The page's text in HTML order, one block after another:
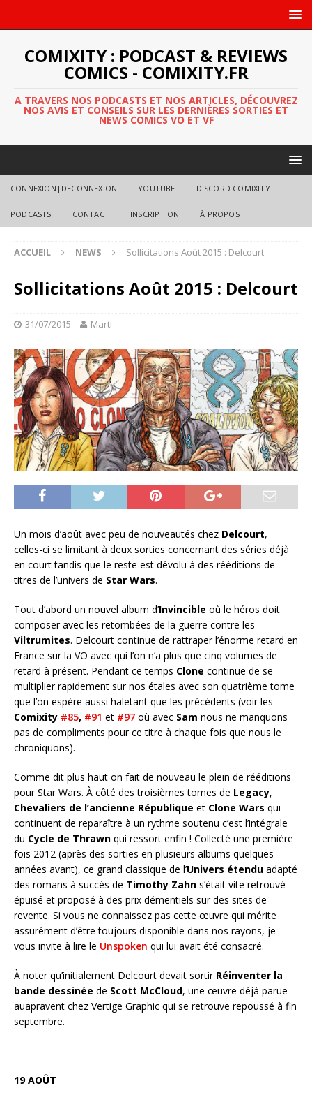
COMIXITY : PODCAST & REVIEWS
COMICS - COMIXITY.FR
A TRAVERS NOS PODCASTS ET NOS ARTICLES, DÉCOUVREZ
NOS AVIS ET CONSEILS SUR LES DERNIÈRES SORTIES ET
NEWS COMICS VO ET VF
CONNEXION|DECONNEXION YOUTUBE DISCORD COMIXITY
PODCASTS CONTACT INSCRIPTION À PROPOS
ACCUEIL NEWS Sollicitations Août 2015 : Delcourt
Sollicitations Août 2015 : Delcourt
31/07/2015 Marti
Un mois d’août avec peu de nouveautés chez Delcourt,
celles-ci se limitant à deux sorties concernant des séries déjà
en court tandis que le reste est dévolu à des rééditions de
titres de l’univers de Star Wars.
Tout d’abord un nouvel album d’Invincible où le héros doit
composer avec les retombées de la guerre contre les
Viltrumites. Delcourt continue de rattraper l’énorme retard en
France sur la VO avec qui l’on n’a plus que cinq volumes de
retard à présent. Pendant ce temps Clone continue de se
multiplier rapidement sur nos étales avec son quatrième tome
que l’on espère aussi haletant que les précédents (voir les
Comixity #85, #91 et #97 où avec Sam nous ne manquons
pas de compliments pour ce titre à chaque fois que nous le
chroniquons).
Comme dit plus haut on fait de nouveau le plein de rééditions
pour Star Wars. À côté des troisièmes tomes de Legacy,
Chevaliers de l’ancienne République et Clone Wars qui
continuent de reparaître à un rythme soutenu c’est l’intégrale
du Cycle de Thrawn qui ressort enfin ! Collecté une première
fois 2012 (après des sorties en plusieurs albums quelques
années avant), ce grand classique de l’Univers étendu adapté
des romans à succès de Timothy Zahn s’était vite retrouvé
épuisé et proposé à des prix démentiels sur des sites de
revente. Si vous ne connaissez pas cette œuvre qui mérite
assurément d’être toujours disponible dans nos rayons, je
vous invite à lire le Unspoken qui lui avait été consacré.
À noter qu’initialement Delcourt devait sortir Réinventer la
bande dessinée de Scott McCloud, une œuvre déjà parue
auapravent chez Vertige Graphic qui se retrouve repoussé à fin
septembre.
19 AOÛT